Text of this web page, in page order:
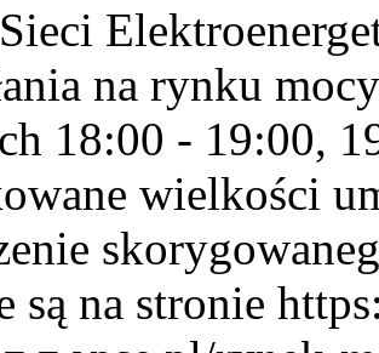
na rynku
18:00 - 19:00,
wielkości
są na stronie